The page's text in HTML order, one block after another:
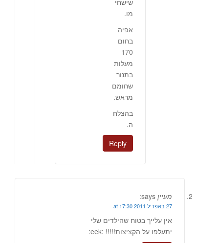
מו.
אפיה
בחום
170
מעלות
בתנור
שחומם
מראש.
בהצלח
ה.
Reply
מעיין says:
27 באפריל 2011 at 17:30
אין עלייך בטוח שהילדים שלי
יתעלפו על הקציצות!!!!! :eek: